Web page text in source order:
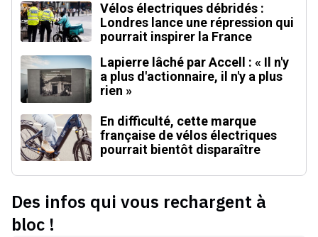
Vélos électriques débridés :
Londres lance une répression qui
pourrait inspirer la France
Lapierre lâché par Accell : « Il n'y
a plus d'actionnaire, il n'y a plus
rien »
En difficulté, cette marque
française de vélos électriques
pourrait bientôt disparaître
Des infos qui vous rechargent à
bloc !